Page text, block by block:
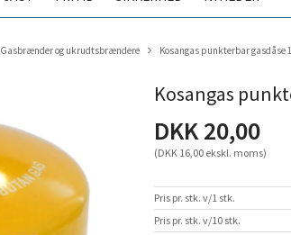
Gasbrænder og ukrudtsbrændere Kosangas punkterbar gasdåse
Kosangas
DKK 20,00
(DKK 16,00 ekskl. moms)
Pris pr. stk. v/1 stk.
Pris pr. stk. v/10 stk.